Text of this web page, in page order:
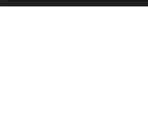
op tot volwaardige operators. Door te